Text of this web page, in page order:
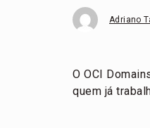
Adriano
O OCI
quem já